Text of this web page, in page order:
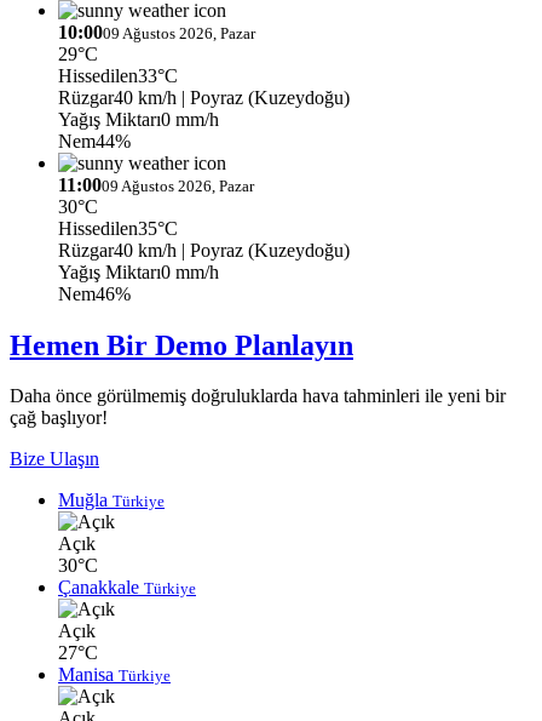
10:0009 Ağustos 2026, Pazar
29°C
Hissedilen33°C
Rüzgar40 km/h | Poyraz (Kuzeydoğu)
Yağış Miktarı0 mm/h
Nem44%
11:0009 Ağustos 2026, Pazar
30°C
Hissedilen35°C
Rüzgar40 km/h | Poyraz (Kuzeydoğu)
Yağış Miktarı0 mm/h
Nem46%
Hemen Bir Demo Planlayın
Daha önce görülmemiş doğruluklarda hava tahminleri ile yeni bir
çağ başlıyor!
Bize Ulaşın
Muğla Türkiye
Açık
30°C
Çanakkale Türkiye
Açık
27°C
Manisa Türkiye